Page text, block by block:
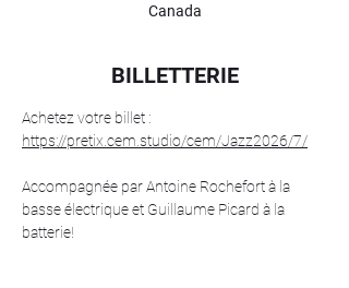
Canada
BILLETTERIE
Achetez votre billet :
https://pretix.cem.studio/cem/Jazz2026/7/
Accompagnée par Antoine Rochefort à la
basse électrique et Guillaume Picard à la
batterie!